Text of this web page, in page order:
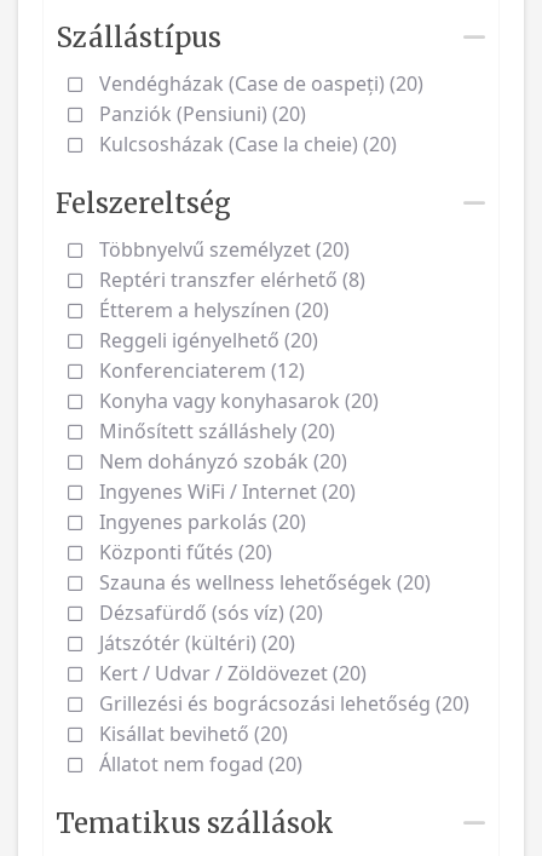
Szállástípus
Vendégházak (Case de oaspeți) (20)
Panziók (Pensiuni) (20)
Kulcsosházak (Case la cheie) (20)
Felszereltség
Többnyelvű személyzet (20)
Reptéri transzfer elérhető (8)
Étterem a helyszínen (20)
Reggeli igényelhető (20)
Konferenciaterem (12)
Konyha vagy konyhasarok (20)
Minősített szálláshely (20)
Nem dohányzó szobák (20)
Ingyenes WiFi / Internet (20)
Ingyenes parkolás (20)
Központi fűtés (20)
Szauna és wellness lehetőségek (20)
Dézsafürdő (sós víz) (20)
Játszótér (kültéri) (20)
Kert / Udvar / Zöldövezet (20)
Grillezési és bográcsozási lehetőség (20)
Kisállat bevihető (20)
Állatot nem fogad (20)
Tematikus szállások